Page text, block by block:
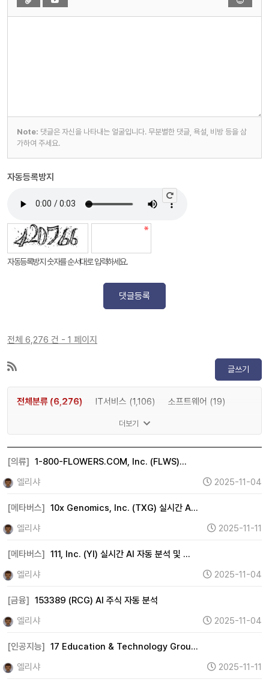
Note: 댓글은 자신을 나타내는 얼굴입니다. 무분별한 댓글, 욕설, 비방 등을 삼
가하여 주세요.
자동등록방지
자동등록방지 숫자를 순서대로 입력하세요.
댓글등록
전체 6,276 건 - 1 페이지
글쓰기
전체분류 (6,276) IT서비스 (1,106)
소프트웨어 (19)
인공지능 (83)
2차전지 (0)
자율주행 (0) 로봇 (0)
우주항공 (2)
자동차 (15)
방위산업 (0)
풍력 (0)
태양광 (0) 에너지 (360)
화학 (18)
철강 (7)
엔터테인먼트 (2)
광고 (0)
웹툰 (0) 여행 (1) 항공 (0)
면세점 (0)
음식료 (154)
더보기
[의류] 1-800-FLOWERS.COM, Inc. (FLWS)…
엘리샤
2025-11-04
[메타버스] 10x Genomics, Inc. (TXG) 실시간 A…
엘리샤
2025-11-11
[메타버스] 111, Inc. (YI) 실시간 AI 자동 분석 및 …
엘리샤
2025-11-04
[금융] 153389 (RCG) AI 주식 자동 분석
엘리샤
2025-11-04
[인공지능] 17 Education & Technology Grou…
엘리샤
2025-11-11